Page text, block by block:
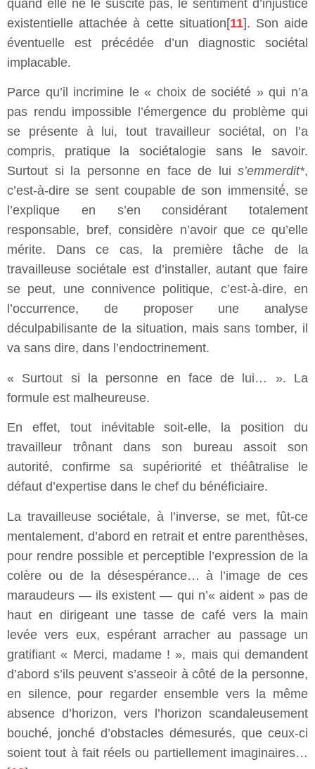
quand elle ne le suscite pas, le sentiment d’injustice
existentielle attachée à cette situation[11]. Son aide
éventuelle est précédée d’un diagnostic sociétal
implacable.
Parce qu’il incrimine le « choix de société » qui n’a
pas rendu impossible l’émergence du problème qui
se présente à lui, tout travailleur sociétal, on l’a
compris, pratique la sociétalogie sans le savoir.
Surtout si la personne en face de lui s’emmerdit*,
c’est-à-dire se sent coupable de son immensité́, se
l’explique en s’en considérant totalement
responsable, bref, considère n’avoir que ce qu’elle
mérite. Dans ce cas, la première tâche de la
travailleuse sociétale est d’installer, autant que faire
se peut, une connivence politique, c’est-à-dire, en
l’occurrence, de proposer une analyse
déculpabilisante de la situation, mais sans tomber, il
va sans dire, dans l’endoctrinement.
« Surtout si la personne en face de lui… ». La
formule est malheureuse.
En effet, tout inévitable soit-elle, la position du
travailleur trônant dans son bureau assoit son
autorité, confirme sa supériorité et théâtralise le
défaut d’expertise dans le chef du bénéficiaire.
La travailleuse sociétale, à l’inverse, se met, fût-ce
mentalement, d’abord en retrait et entre parenthèses,
pour rendre possible et perceptible l’expression de la
colère ou de la désespérance… à l’image de ces
maraudeurs — ils existent — qui n’« aident » pas de
haut en dirigeant une tasse de café vers la main
levée vers eux, espérant arracher au passage un
gratifiant « Merci, madame ! », mais qui demandent
d’abord s’ils peuvent s’asseoir à côté de la personne,
en silence, pour regarder ensemble vers la même
absence d’horizon, vers l’horizon scandaleusement
bouché, jonché d’obstacles démesurés, que ceux-ci
soient tout à fait réels ou partiellement imaginaires…